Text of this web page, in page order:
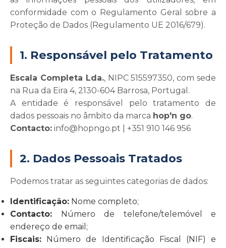
conformidade com o Regulamento Geral sobre a
Proteção de Dados (Regulamento UE 2016/679).
1. Responsável pelo Tratamento
Escala Completa Lda., NIPC 515597350, com sede
na Rua da Eira 4, 2130-604 Barrosa, Portugal.
A entidade é responsável pelo tratamento de
dados pessoais no âmbito da marca hop'n go.
Contacto: info@hopngo.pt | +351 910 146 956
2. Dados Pessoais Tratados
Podemos tratar as seguintes categorias de dados:
Identificação: Nome completo;
Contacto: Número de telefone/telemóvel e
endereço de email;
Fiscais: Número de Identificação Fiscal (NIF) e